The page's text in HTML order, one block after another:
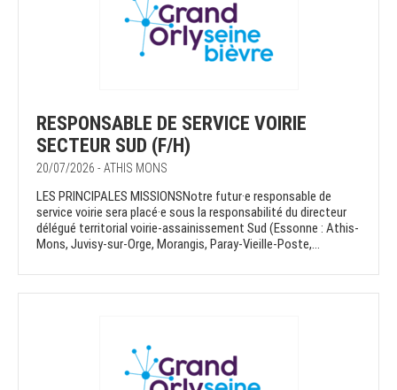
RESPONSABLE DE SERVICE VOIRIE
SECTEUR SUD (F/H)
20/07/2026 - ATHIS MONS
LES PRINCIPALES MISSIONSNotre futur·e responsable de
service voirie sera placé·e sous la responsabilité du directeur
délégué territorial voirie-assainissement Sud (Essonne : Athis-
Mons, Juvisy-sur-Orge, Morangis, Paray-Vieille-Poste,...